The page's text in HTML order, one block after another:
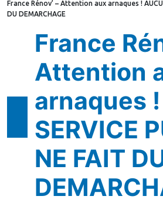
France Rénov’ – Attention aux arnaques !
DU DEMARCHAGE
France
Attention
arnaques
SERVICE
NE FAIT